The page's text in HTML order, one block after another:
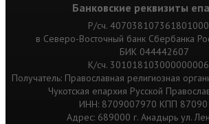
Банковские реквизиты
Р/сч.
в Северо-Восточный банк Сбербанка
БИК 044442607
К/сч.
Получатель: Православная религиозная
Чукотская епархия Русской
ИНН: 8709007970 КПП
Адрес: 689000 г. Анадырь ул.